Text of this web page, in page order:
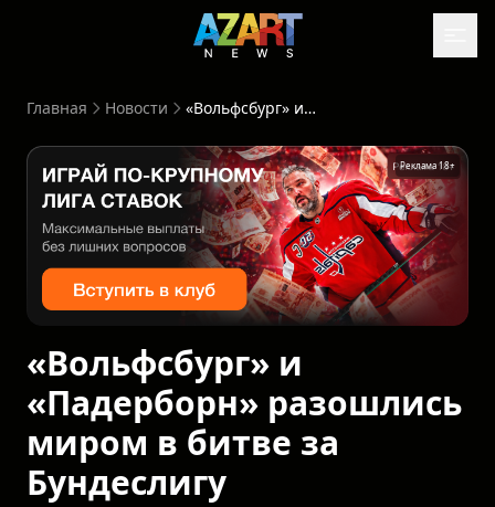
Главная Новости «Вольфсбург» и «Падерборн» разошлись миром в битве за Бундеслигу
Реклама 18+
«Вольфсбург» и
«Падерборн» разошлись
миром в битве за
Бундеслигу